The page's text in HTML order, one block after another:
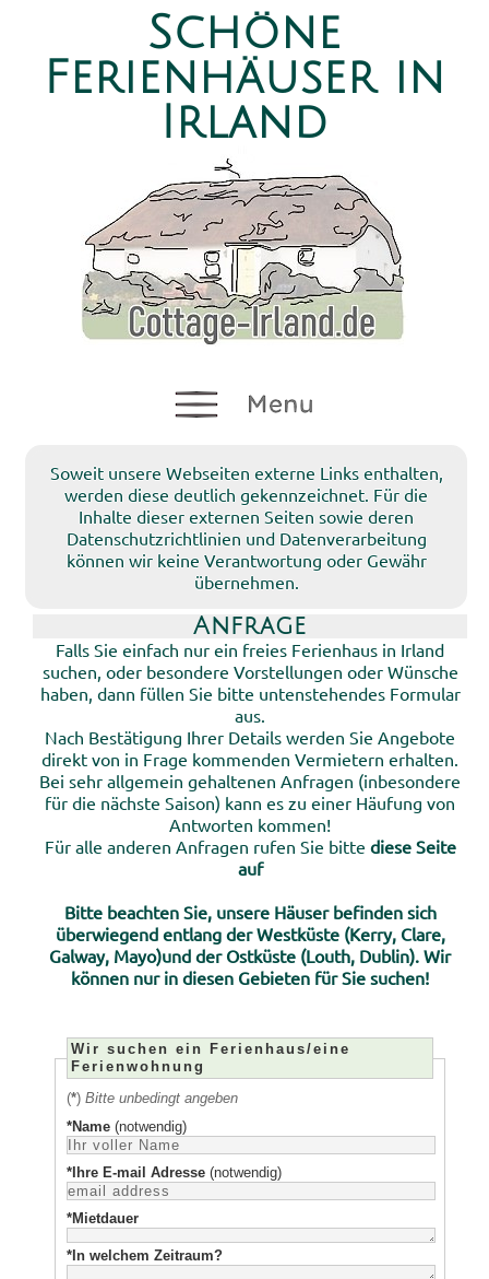
Schöne
Ferienhäuser in
Irland
Soweit unsere Webseiten externe Links enthalten,
werden diese deutlich gekennzeichnet. Für die
Inhalte dieser externen Seiten sowie deren
Datenschutzrichtlinien und Datenverarbeitung
können wir keine Verantwortung oder Gewähr
übernehmen.
Anfrage
Falls Sie einfach nur ein freies Ferienhaus in Irland
suchen, oder besondere Vorstellungen oder Wünsche
haben, dann füllen Sie bitte untenstehendes Formular
aus.
Nach Bestätigung Ihrer Details werden Sie Angebote
direkt von in Frage kommenden Vermietern erhalten.
Bei sehr allgemein gehaltenen Anfragen (inbesondere
für die nächste Saison) kann es zu einer Häufung von
Antworten kommen!
Für alle anderen Anfragen rufen Sie bitte diese Seite
auf
Bitte beachten Sie, unsere Häuser befinden sich
überwiegend entlang der Westküste (Kerry, Clare,
Galway, Mayo)und der Ostküste (Louth, Dublin). Wir
können nur in diesen Gebieten für Sie suchen!